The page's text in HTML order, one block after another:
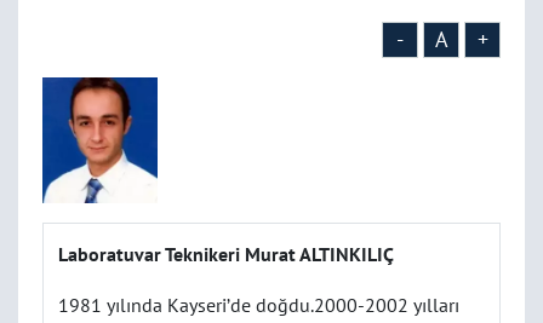
- A +
Laboratuvar Teknikeri Murat ALTINKILIÇ
1981 yılında Kayseri’de doğdu.2000-2002 yılları